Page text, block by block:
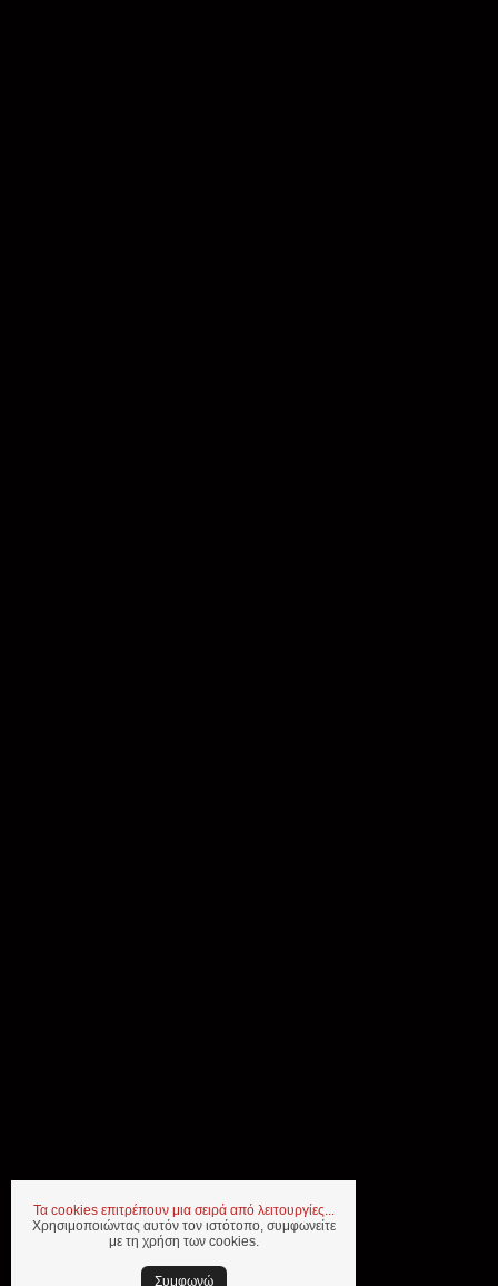
Τα cookies επιτρέπουν μια σειρά από λειτουργίες...
Χρησιμοποιώντας αυτόν τον ιστότοπο, συμφωνείτε
με τη χρήση των cookies.
Συμφωνώ